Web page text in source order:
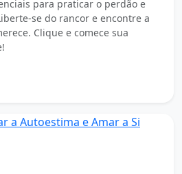
para praticar o perdão e
se do rancor e encontre a
Clique e comece sua